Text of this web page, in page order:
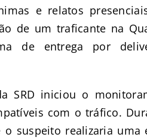
e relatos
de um traficante na
de entrega por
SRD iniciou o
com o tráfico.
suspeito realizaria uma